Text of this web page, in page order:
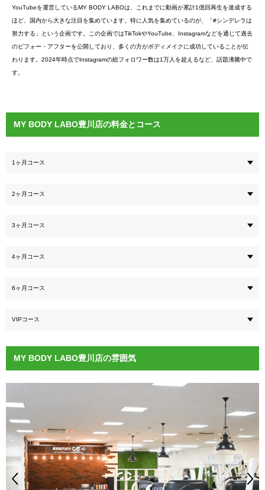
YouTubeを運営しているMY BODY LABOは、これまでに動画が累計1億回再生を達成する
ほど、国内から大きな注目を集めています。特に人気を集めているのが、「#シンデレラは
努力する」という企画です。この企画ではTikTokやYouTube、Instagramなどを通じて過去
のビフォー・アフターを公開しており、多くの方がボディメイクに成功していることが伝
わります。2024年時点でInstagramの総フォロワー数は1万人を超えるなど、話題沸騰中で
す。
MY BODY LABO豊川店の料金とコース
1ヶ月コース
2ヶ月コース
3ヶ月コース
4ヶ月コース
6ヶ月コース
VIPコース
MY BODY LABO豊川店の雰囲気